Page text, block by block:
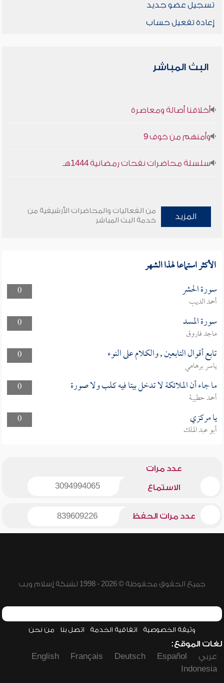
تسجيل عضو جديد
إعادة تفعيل حساب
البث المباشر
أخلاقنا أصالة ومعاصرة
وأمنهم من خوف 9
سلسلة محاضرات نفحات رمضانية 1444هـ
المزيد
من الفعاليات والمحاضرات الأرشيفية من
خدمة البث المباشر
الأكثر استماعا لهذا الشهر
0 سورة الحشر
أحمد الديب
0
سورة المسد
ماجد فاروق
0
تابع أقوال التابعين , والكلام على النوء
ياسر برهامي
0
ما جاء أن الملائكة لا تدخل بيتا فيه كلب ولا صورة
أحمد حطيبة
0
يا مركزي
أبو عبد الملك
عدد مرات
الاستماع 3094994065
عدد مرات الحفظ 839609226
جميع الحقوق محفوظة © 2026 - 1998 لشبكة إسلام ويب
وثيقة الخصوصية اتفاقية الخدمة اتصل بنا من نحن
لغات الموقع:
عربي
Español
Deutsch
Français
English
Indonesia